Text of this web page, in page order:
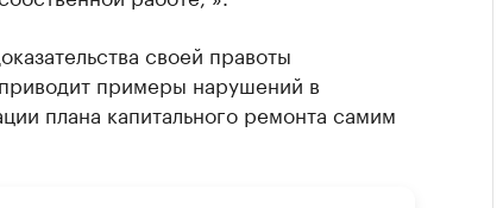
своей правоты
примеры нарушений в
плана капитального ремонта самим